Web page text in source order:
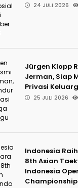
24 JULI 2026
Jürgen Klopp
Jerman, Siap
Privasi
25 JULI 2026
Indonesia
8th Asian
Indonesia